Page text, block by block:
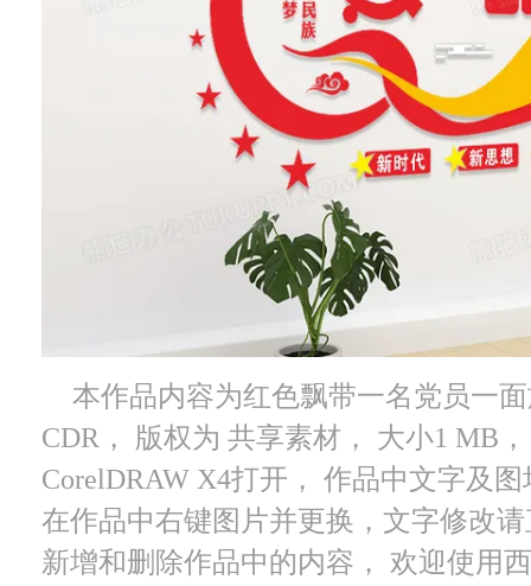
本作品内容为红色飘带一名党员一
CDR， 版权为 共享素材， 大小1 MB
CorelDRAW X4打开， 作品中文字及
在作品中右键图片并更换，文字修改
新增和删除作品中的内容， 欢迎使用